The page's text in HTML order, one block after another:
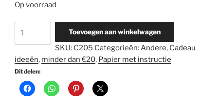
Op voorraad
Samuraihelm
aantal
Toevoegen aan winkelwagen
SKU: C205 Categorieën:Andere, Cadeau
ideeën, minder dan €20, Papier met instructie
Dit delen: